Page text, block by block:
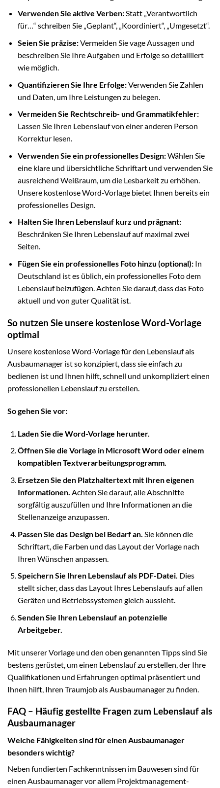
Verwenden Sie aktive Verben:Statt „Verantwortlich
für…“ schreiben Sie „Geplant“, „Koordiniert“, „Umgesetzt“.
Seien Sie präzise:Vermeiden Sie vage Aussagen und
beschreiben Sie Ihre Aufgaben und Erfolge so detailliert
wie möglich.
Quantifizieren Sie Ihre Erfolge:Verwenden Sie Zahlen
und Daten, um Ihre Leistungen zu belegen.
Vermeiden Sie Rechtschreib- und Grammatikfehler:
Lassen Sie Ihren Lebenslauf von einer anderen Person
Korrektur lesen.
Verwenden Sie ein professionelles Design:Wählen Sie
eine klare und übersichtliche Schriftart und verwenden Sie
ausreichend Weißraum, um die Lesbarkeit zu erhöhen.
Unsere kostenlose Word-Vorlage bietet Ihnen bereits ein
professionelles Design.
Halten Sie Ihren Lebenslauf kurz und prägnant:
Beschränken Sie Ihren Lebenslauf auf maximal zwei
Seiten.
Fügen Sie ein professionelles Foto hinzu (optional):In
Deutschland ist es üblich, ein professionelles Foto dem
Lebenslauf beizufügen. Achten Sie darauf, dass das Foto
aktuell und von guter Qualität ist.
So nutzen Sie unsere kostenlose Word-Vorlage
optimal
Unsere kostenlose Word-Vorlage für den Lebenslauf als
Ausbaumanager ist so konzipiert, dass sie einfach zu
bedienen ist und Ihnen hilft, schnell und unkompliziert einen
professionellen Lebenslauf zu erstellen.
So gehen Sie vor:
Laden Sie die Word-Vorlage herunter.
Öffnen Sie die Vorlage in Microsoft Word oder einem
kompatiblen Textverarbeitungsprogramm.
Ersetzen Sie den Platzhaltertext mit Ihren eigenen
Informationen. Achten Sie darauf, alle Abschnitte
sorgfältig auszufüllen und Ihre Informationen an die
Stellenanzeige anzupassen.
Passen Sie das Design bei Bedarf an. Sie können die
Schriftart, die Farben und das Layout der Vorlage nach
Ihren Wünschen anpassen.
Speichern Sie Ihren Lebenslauf als PDF-Datei. Dies
stellt sicher, dass das Layout Ihres Lebenslaufs auf allen
Geräten und Betriebssystemen gleich aussieht.
Senden Sie Ihren Lebenslauf an potenzielle
Arbeitgeber.
Mit unserer Vorlage und den oben genannten Tipps sind Sie
bestens gerüstet, um einen Lebenslauf zu erstellen, der Ihre
Qualifikationen und Erfahrungen optimal präsentiert und
Ihnen hilft, Ihren Traumjob als Ausbaumanager zu finden.
FAQ – Häufig gestellte Fragen zum Lebenslauf als
Ausbaumanager
Welche Fähigkeiten sind für einen Ausbaumanager
besonders wichtig?
Neben fundierten Fachkenntnissen im Bauwesen sind für
einen Ausbaumanager vor allem Projektmanagement-